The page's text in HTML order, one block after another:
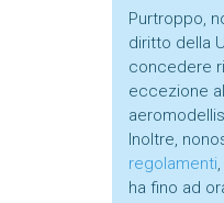
Purtroppo,
diritto della
concedere
eccezione
Inoltre,
regolamenti
ha fino ad